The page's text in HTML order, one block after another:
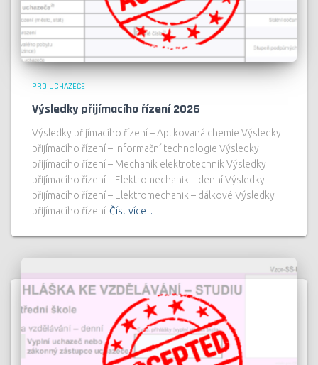
PRO UCHAZEČE
Výsledky přijímacího řízení 2026
Výsledky přijímacího řízení – Aplikovaná chemie Výsledky
přijímacího řízení – Informační technologie Výsledky
přijímacího řízení – Mechanik elektrotechnik Výsledky
přijímacího řízení – Elektromechanik – denní Výsledky
přijímacího řízení – Elektromechanik – dálkové Výsledky
přijímacího řízení Číst více…